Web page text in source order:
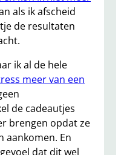
als ik afscheid
de resultaten
ik al de hele
meer van een
de cadeautjes
brengen opdat ze
aankomen. En
dat dit wel